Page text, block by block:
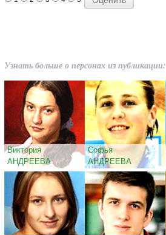
Узнать больше о персонах из публикации:
Виктория
АНДРЕЕВА
Софья
АНДРЕЕВА